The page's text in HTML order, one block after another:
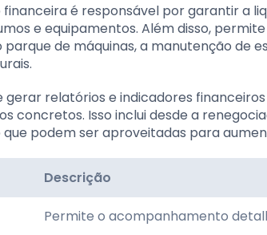
financeira é responsável por garantir a
e equipamentos. Além disso,
de máquinas, a manutenção de
gerar relatórios e indicadores
concretos. Isso inclui desde a
podem ser aproveitadas para
Descrição
Permite o acompanhamento